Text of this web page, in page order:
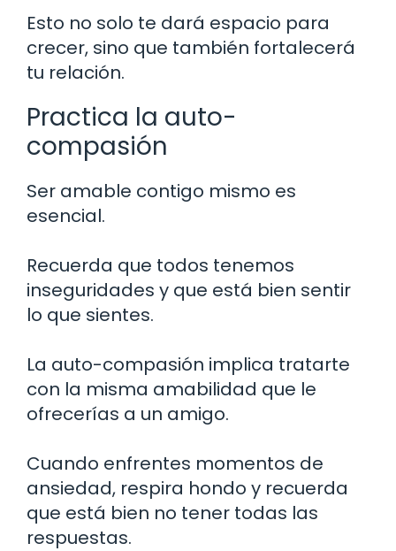
Esto no solo te dará espacio para
crecer, sino que también fortalecerá
tu relación.
Practica la auto-
compasión
Ser amable contigo mismo es
esencial.
Recuerda que todos tenemos
inseguridades y que está bien sentir
lo que sientes.
La auto-compasión implica tratarte
con la misma amabilidad que le
ofrecerías a un amigo.
Cuando enfrentes momentos de
ansiedad, respira hondo y recuerda
que está bien no tener todas las
respuestas.